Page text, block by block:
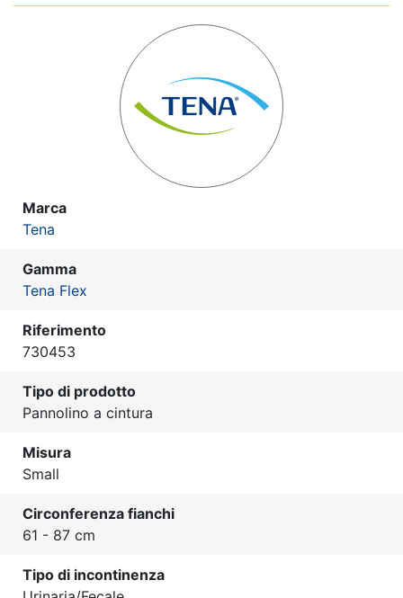
Marca
Tena
Gamma
Tena Flex
Riferimento
730453
Tipo di prodotto
Pannolino a cintura
Misura
Small
Circonferenza fianchi
61 - 87 cm
Tipo di incontinenza